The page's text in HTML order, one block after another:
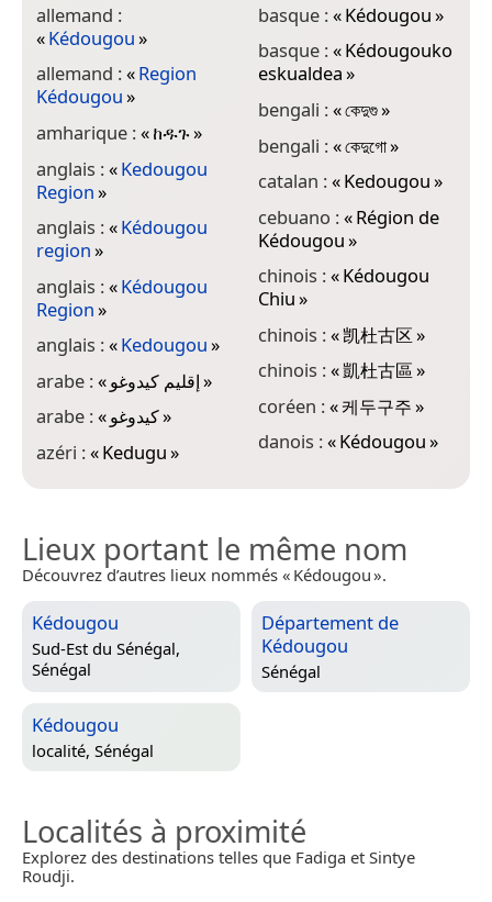
allemand :
«Kédougou»
allemand :«Region
Kédougou»
amharique :«ከዱጉ»
anglais :«Kedougou
Region»
anglais :«Kédougou
region»
anglais :«Kédougou
Region»
anglais :«Kedougou»
arabe :«إقليم كيدوغو»
arabe :«كيدوغو»
azéri :«Kedugu»
basque :«Kédougou»
basque :«Kédougouko
eskualdea»
bengali :«কেদুগু»
bengali :«কেদুগো»
catalan :«Kedougou»
cebuano :«Région de
Kédougou»
chinois :«Kédougou
Chiu»
chinois :«凯杜古区»
chinois :«凱杜古區»
coréen :«케두구주»
danois :«Kédougou»
Lieux portant le même nom
Découvrez d’autres lieux nommés « Kédougou ».
Kédougou
Sud-Est du Sénégal,
Sénégal
Département de
Kédougou
Sénégal
Kédougou
localité, Sénégal
Localités à proximité
Explorez des destinations telles que Fadiga et Sintye
Roudji.